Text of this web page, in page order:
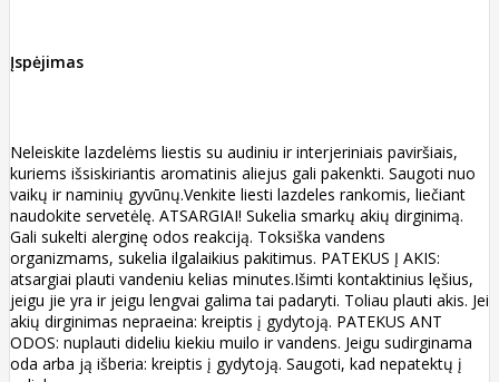
Įspėjimas
Neleiskite lazdelėms liestis su audiniu ir interjeriniais paviršiais,
kuriems išsiskiriantis aromatinis aliejus gali pakenkti. Saugoti nuo
vaikų ir naminių gyvūnų.Venkite liesti lazdeles rankomis, liečiant
naudokite servetėlę. ATSARGIAI! Sukelia smarkų akių dirginimą.
Gali sukelti alerginę odos reakciją. Toksiška vandens
organizmams, sukelia ilgalaikius pakitimus. PATEKUS Į AKIS:
atsargiai plauti vandeniu kelias minutes.Išimti kontaktinius lęšius,
jeigu jie yra ir jeigu lengvai galima tai padaryti. Toliau plauti akis. Jei
akių dirginimas nepraeina: kreiptis į gydytoją. PATEKUS ANT
ODOS: nuplauti dideliu kiekiu muilo ir vandens. Jeigu sudirginama
oda arba ją išberia: kreiptis į gydytoją. Saugoti, kad nepatektų į